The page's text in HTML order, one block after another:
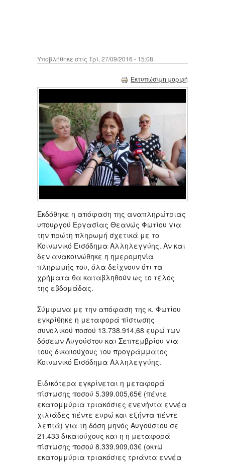
Υποβλήθηκε στις Τρί, 27/09/2016 - 15:08.
Εκτυπώσιμη μορφή
Εκδόθηκε η απόφαση της αναπληρώτριας
υπουργού Εργασίας Θεανώς Φωτίου για
την πρώτη πληρωμή σχετικά με το
Κοινωνικό Εισόδημα Αλληλεγγύης. Αν και
δεν ανακοινώθηκε η ημερομηνία
πληρωμής του, όλα δείχνουν ότι τα
χρήματα θα καταβληθούν ως το τέλος
της εβδομάδας.
Σύμφωνα με την απόφαση της κ. Φωτίου
εγκρίθηκε η μεταφορά πίστωσης
συνολικού ποσού 13.738.914,68 ευρώ των
δόσεων Αυγούστου και Σεπτεμβρίου για
τους δικαιούχους του προγράμματος
Κοινωνικό Εισόδημα Αλληλεγγύης.
Ειδικότερα εγκρίνεται η μεταφορά
πίστωσης ποσού 5.399.005,65€ (πέντε
εκατομμύρια τριακόσιες ενενήντα εννέα
χιλιάδες πέντε ευρώ και εξήντα πέντε
λεπτά) για τη δόση μηνός Αυγούστου σε
21.433 δικαιούχους και η η μεταφορά
πίστωσης ποσού 8.339.909,03€ (οκτώ
εκατομμύρια τριακόσιες τριάντα εννέα